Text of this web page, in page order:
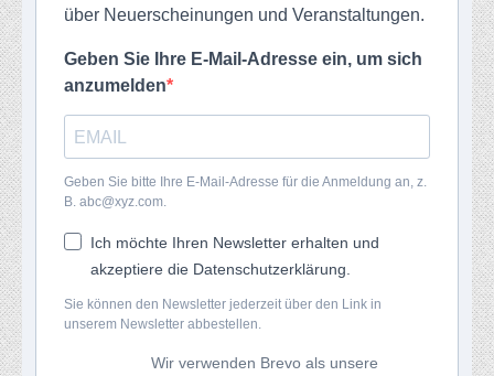
über Neuerscheinungen und Veranstaltungen.
Geben Sie Ihre E-Mail-Adresse ein, um sich
anzumelden
Geben Sie bitte Ihre E-Mail-Adresse für die Anmeldung an, z.
B. abc@xyz.com.
Ich möchte Ihren Newsletter erhalten und
akzeptiere die Datenschutzerklärung.
Sie können den Newsletter jederzeit über den Link in
unserem Newsletter abbestellen.
Wir verwenden Brevo als unsere